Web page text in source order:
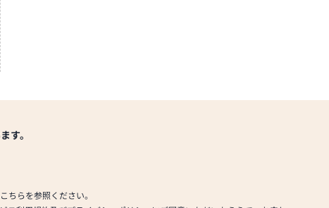
す。
らを参照ください。